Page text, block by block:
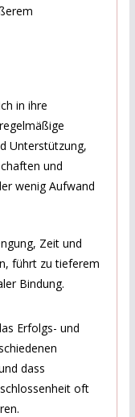
in ihre
Unterstützung,
und
wenig Aufwand
Zeit und
führt zu tieferem
Bindung.
Erfolgs- und
dass
oft